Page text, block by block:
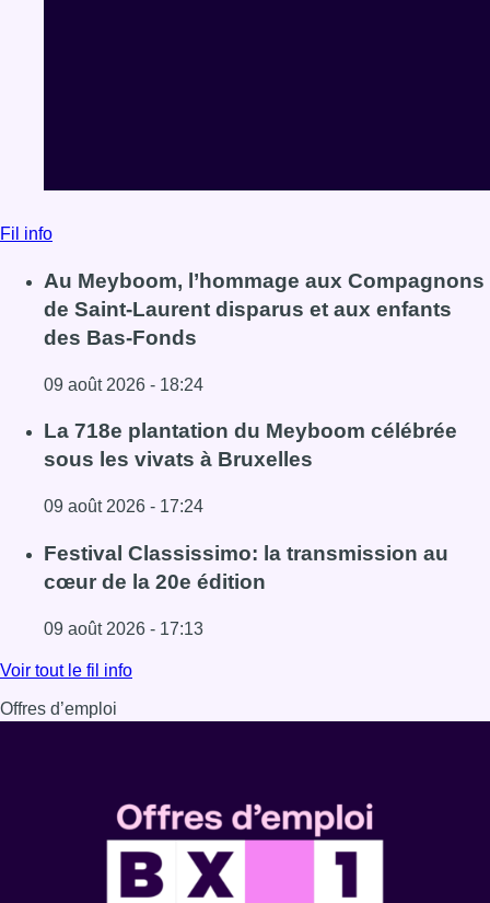
Fil info
Au Meyboom, l’hommage aux Compagnons
de Saint-Laurent disparus et aux enfants
des Bas-Fonds
09 août 2026 - 18:24
Lire l'article Au Meyboom, l’hommage aux
La 718e plantation du Meyboom célébrée
sous les vivats à Bruxelles
09 août 2026 - 17:24
Lire l'article La 718e plantation du Meyboom célébrée
Festival Classissimo: la transmission au
cœur de la 20e édition
09 août 2026 - 17:13
Lire l'article Festival Classissimo: la transmission au
Voir tout le fil info
Offres d’emploi